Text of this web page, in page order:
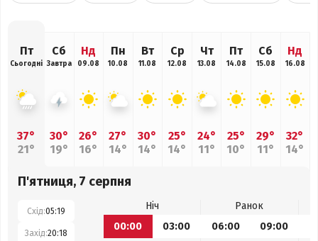
Пт
Сьогодні
37°
21°
Сб
Завтра
30°
19°
Нд
09.08
26°
16°
Пн
10.08
27°
14°
Вт
11.08
30°
14°
Ср
12.08
25°
14°
Чт
13.08
24°
11°
Пт
14.08
25°
10°
Сб
15.08
29°
11°
Нд
16.08
32°
14°
П'ятниця, 7 серпня
Схід:05:19
Захід:20:18
Ніч
Ранок
00:00
03:00 06:00 09:00